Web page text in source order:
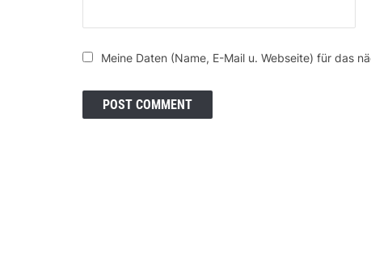
Meine Daten (Name, E-Mail u. Webseite) für das